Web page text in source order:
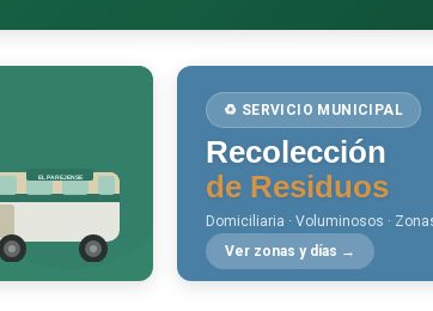
EL PAREJENSE
♻️ SERVICIO MUNICIPAL
Recolección
de Residuos
Domiciliaria · Voluminosos ·
Ver zonas y días →